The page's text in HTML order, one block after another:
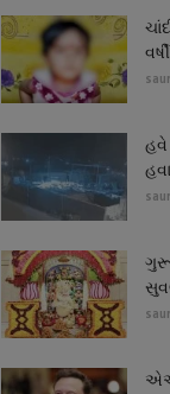
હવે